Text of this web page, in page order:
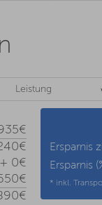
Leistung
+ 0€
Ersparnis
Ersparnis
* inkl.